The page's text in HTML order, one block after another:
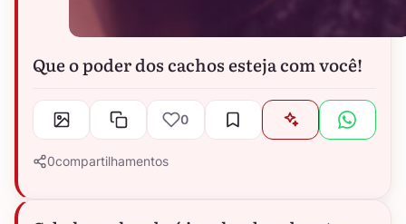
Que o poder dos cachos esteja com você!
0
0compartilhamentos